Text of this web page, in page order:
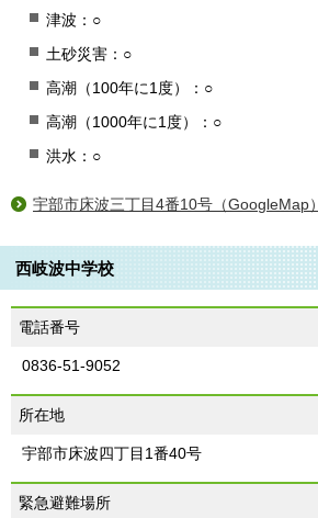
津波：○
土砂災害：○
高潮（100年に1度）：○
高潮（1000年に1度）：○
洪水：○
宇部市床波三丁目4番10号（GoogleMap）
西岐波中学校
電話番号
0836-51-9052
所在地
宇部市床波四丁目1番40号
緊急避難場所